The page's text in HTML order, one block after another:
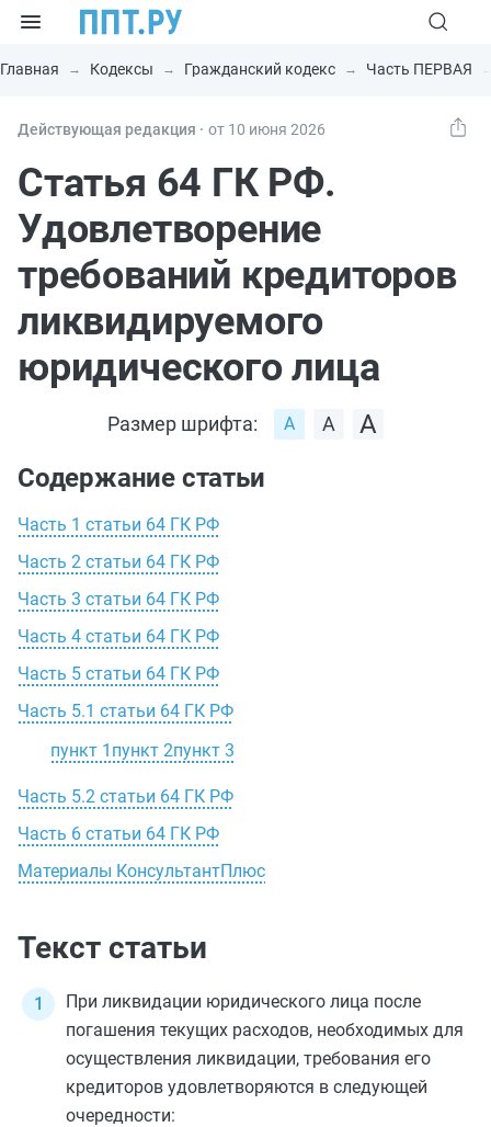
Главная Кодексы Гражданский кодекс Часть ПЕРВАЯ
Действующая редакция ⸱ от 10 июня 2026
Статья 64 ГК РФ.
Удовлетворение
требований кредиторов
ликвидируемого
юридического лица
Размер шрифта:
Содержание статьи
Часть 1 статьи 64 ГК РФ
Часть 2 статьи 64 ГК РФ
Часть 3 статьи 64 ГК РФ
Часть 4 статьи 64 ГК РФ
Часть 5 статьи 64 ГК РФ
Часть 5.1 статьи 64 ГК РФ
пункт 1 пункт 2пункт 3
Часть 5.2 статьи 64 ГК РФ
Часть 6 статьи 64 ГК РФ
Материалы КонсультантПлюс
Текст статьи
При ликвидации юридического лица после
погашения текущих расходов, необходимых для
осуществления ликвидации, требования его
кредиторов удовлетворяются в следующей
очередности: